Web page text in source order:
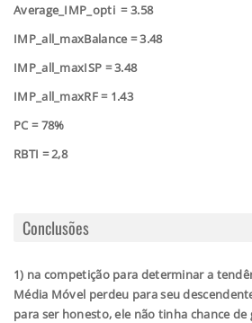
Average_IMP_opti = 3.58
IMP_all_maxBalance = 3.48
IMP_all_maxISP = 3.48
IMP_all_maxRF = 1.43
PC = 78%
RBTI = 2,8
Conclusões
1) na competição para determinar a
Média Móvel perdeu para seu
para ser honesto, ele não tinha chance